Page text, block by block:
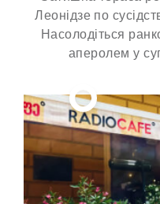
Леонідзе по
Насолодіться
аперолем у